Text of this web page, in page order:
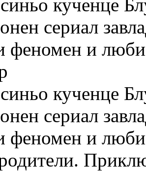
кученце
сериал
феномен и
кученце
сериал
феномен и